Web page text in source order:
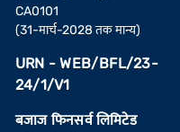
CA0101
(31-मार्च-2028 तक मान्य)
URN - WEB/BFL/23-
24/1/V1
बजाज फिनसर्व लिमिटेड